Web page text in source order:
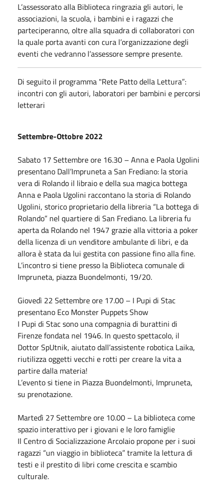
L’assessorato alla Biblioteca ringrazia gli autori, le
associazioni, la scuola, i bambini e i ragazzi che
parteciperanno, oltre alla squadra di collaboratori con
la quale porta avanti con cura l’organizzazione degli
eventi che vedranno l’assessore sempre presente.
Di seguito il programma "Rete Patto della Lettura”:
incontri con gli autori, laboratori per bambini e percorsi
letterari
Settembre-Ottobre 2022
Sabato 17 Settembreore 16.30 – Anna e Paola Ugolini
presentano Dall’Impruneta a San Frediano: la storia
vera di Rolando il libraio e della sua magica bottega
Anna e Paola Ugolini raccontano la storia di Rolando
Ugolini, storico proprietario della libreria “La bottega di
Rolando” nel quartiere di San Frediano. La libreria fu
aperta da Rolando nel 1947 grazie alla vittoria a poker
della licenza di un venditore ambulante di libri, e da
allora è stata da lui gestita con passione fino alla fine.
L’incontro si tiene presso la Biblioteca comunale di
Impruneta, piazza Buondelmonti, 19/20.
Giovedì 22 Settembreore 17.00 – I Pupi di Stac
presentano Eco Monster Puppets Show
I Pupi di Stac sono una compagnia di burattini di
Firenze fondata nel 1946. In questo spettacolo, il
Dottor SpUtnik, aiutato dall’assistente robotica Laika,
riutilizza oggetti vecchi e rotti per creare la vita a
partire dalla materia!
L’evento si tiene in Piazza Buondelmonti, Impruneta,
su prenotazione.
Martedì 27 Settembreore 10.00 – La biblioteca come
spazio interattivo per i giovani e le loro famiglie
Il Centro di Socializzazione Arcolaio propone per i suoi
ragazzi “un viaggio in biblioteca” tramite la lettura di
testi e il prestito di libri come crescita e scambio
culturale.